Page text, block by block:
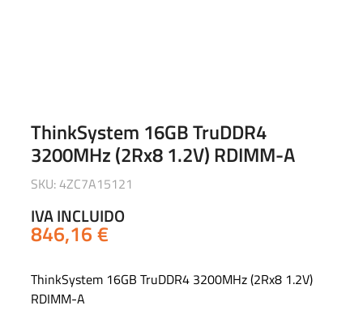
ThinkSystem 16GB TruDDR4
3200MHz (2Rx8 1.2V) RDIMM-A
SKU: 4ZC7A15121
IVA INCLUIDO
846,16€
ThinkSystem 16GB TruDDR4 3200MHz (2Rx8 1.2V)
RDIMM-A